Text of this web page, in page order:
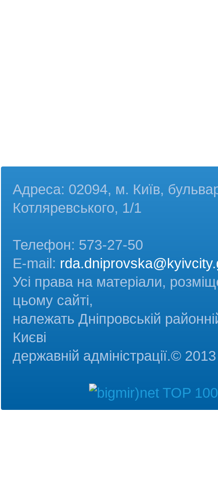
Адреса: 02094, м. Київ,
Котляревського, 1/1
Телефон: 573-27-50
E-mail:
Усі права на матеріали,
цьому сайті,
належать Дніпровській
Києві
державній